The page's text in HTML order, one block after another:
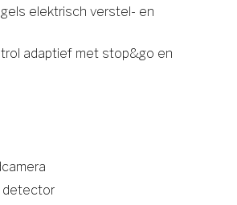
elektrisch verstel- en
adaptief met stop&go en
detector